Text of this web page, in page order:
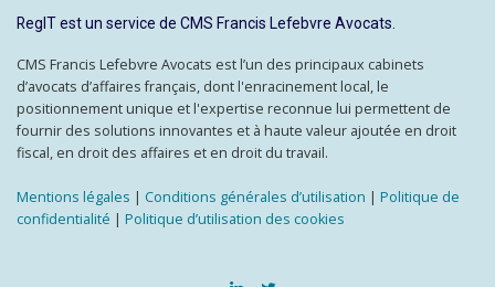
RegIT est un service de CMS Francis Lefebvre Avocats.
CMS Francis Lefebvre Avocats est l’un des principaux cabinets
d’avocats d’affaires français, dont l'enracinement local, le
positionnement unique et l'expertise reconnue lui permettent de
fournir des solutions innovantes et à haute valeur ajoutée en droit
fiscal, en droit des affaires et en droit du travail.
Mentions légales | Conditions générales d’utilisation | Politique de
confidentialité | Politique d’utilisation des cookies